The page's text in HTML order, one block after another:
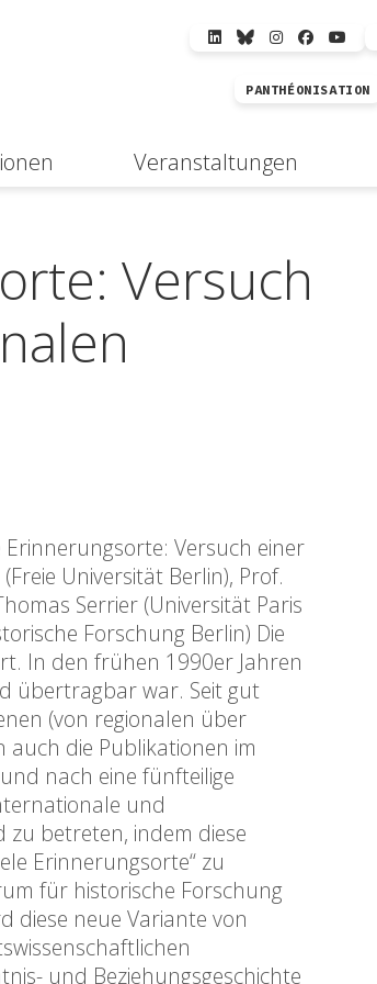
PANTHÉONISATION
Veranstaltungen
Versuch
Versuch einer
Universität Berlin), Prof.
Serrier (Universität Paris
Forschung Berlin) Die
In den frühen 1990er Jahren
übertragbar war. Seit gut
(von regionalen über
die Publikationen im
nach eine fünfteilige
und
betreten, indem diese
Erinnerungsorte“ zu
für historische Forschung
diese neue Variante von
und Beziehungsgeschichte